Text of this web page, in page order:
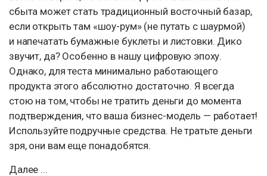
сбыта может стать традиционный восточный базар,
если открыть там «шоу-рум» (не путать с шаурмой)
и напечатать бумажные буклеты и листовки. Дико
звучит, да? Особенно в нашу цифровую эпоху.
Однако, для теста минимально работающего
продукта этого абсолютно достаточно. Я всегда
стою на том, чтобы не тратить деньги до момента
подтверждения, что ваша бизнес-модель — работает!
Используйте подручные средства. Не тратьте деньги
зря, они вам еще понадобятся.
Далее ...